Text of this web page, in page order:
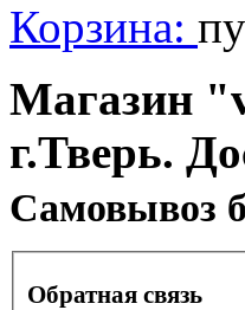
Корзина:
Магазин
г.Тверь.
Cамовывоз
Обратная связь